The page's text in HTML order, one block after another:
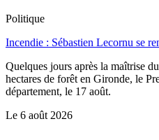
Politique
Incendie : Sébastien Lecornu se
Quelques jours après la maîtrise
hectares de forêt en Gironde, le
département, le 17 août.
Le 6 août 2026